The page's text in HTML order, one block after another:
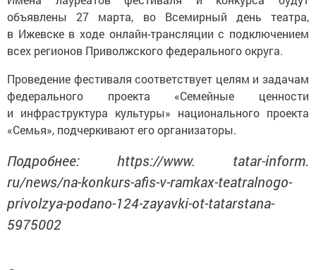
в Ижевске в ходе онлайн-трансляции с подключением
всех регионов Приволжского федерального округа.
федерального проекта «Семейные ценности
и инфраструктура культуры» национального проекта
«Семья», подчеркивают его организаторы.
ru/news/na-konkurs-afis-v-ramkax-teatralnogo-
privolzya-podano-124-zayavki-ot-tatarstana-
5975002